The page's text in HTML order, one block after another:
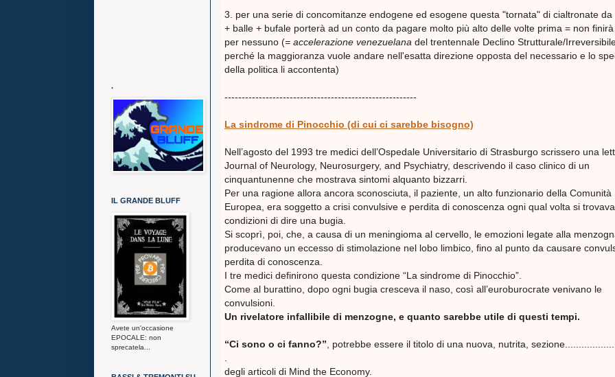
3. per una serie di concomitanze endogene ed esogene questa "tornata" di cialtronate da
+ balle + bufale porterà ad un conto da pagare molto più alto delle volte prima = non
per nessuno (= accelerazione venezuelana del trentennale Declino Strutturale/
perché la maggioranza vuole andare nell'esatta direzione opposta del necessario e lo
della politica li accontenta)
--------------------------------------------------------
La sindrome di Pinocchio (di cui ci sarebbe bisogno)
Nell’agosto del 1993 tre medici dell’Ospedale Universitario di Strasburgo scrissero una
Journal of Neurology, Neurosurgery, and Psychiatry, descrivendo il caso clinico di un
cinquantunenne che mostrava sintomi alquanto bizzarri.
Per una ragione allora ancora sconosciuta, il paziente, un alto funzionario della Comunità
Europea, era soggetto a crisi convulsive e perdita di conoscenza ogni qual volta si
condizioni di dire una bugia.
Si scoprì, poi, che, a causa di un meningioma al cervello, le emozioni legate alla
producevano un eccesso di stimolazione nel lobo limbico, fino al punto da causare
perdita di conoscenza.
I tre medici definirono questa condizione “La sindrome di Pinocchio”.
Come al burattino, dopo ogni bugia cresceva il naso, così all’euroburocrate venivano le
convulsioni.
Un rivelatore infallibile di menzogne, e quanto sarebbe utile di questi tempi.
“Ci sono o ci fanno?” , potrebbe essere il titolo di una nuova, nutrita,
degli articoli di Mind the Economy.
.
IL GRANDE BLUFF
Avete un'occasione
EPOCALE: non
sprecatela...